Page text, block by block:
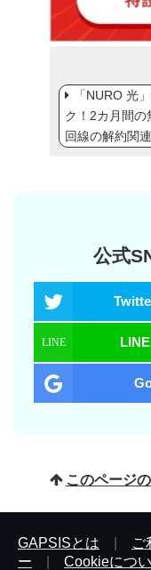
「NURO 光
ク！2カ月間
回線の解約関
公式
LINE
このページ
GAPSISとは ご
ー
Cookieにつ